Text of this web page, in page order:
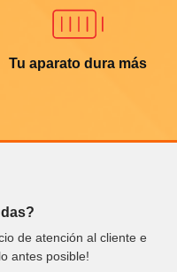
Tu aparato dura más
de atención al cliente e
antes posible!